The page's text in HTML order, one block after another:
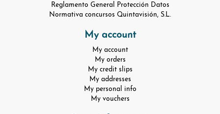
Reglamento General Protección Datos
Normativa concursos Quintavisión, S.L.
My account
My account
My orders
My credit slips
My addresses
My personal info
My vouchers